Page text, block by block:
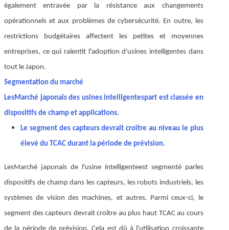
également entravée par la résistance aux changements
opérationnels et aux problèmes de cybersécurité. En outre, les
restrictions budgétaires affectent les petites et moyennes
entreprises, ce qui ralentit l'adoption d'usines intelligentes dans
tout le Japon.
Segmentation du marché
LesMarché japonais des usines intelligentespart est classée en
dispositifs de champ et applications.
Le segment des capteurs devrait croître au niveau le plus
élevé du TCAC durant la période de prévision.
LesMarché japonais de l'usine intelligenteest segmenté parles
dispositifs de champ dans les capteurs, les robots industriels, les
systèmes de vision des machines, et autres. Parmi ceux-ci, le
segment des capteurs devrait croître au plus haut TCAC au cours